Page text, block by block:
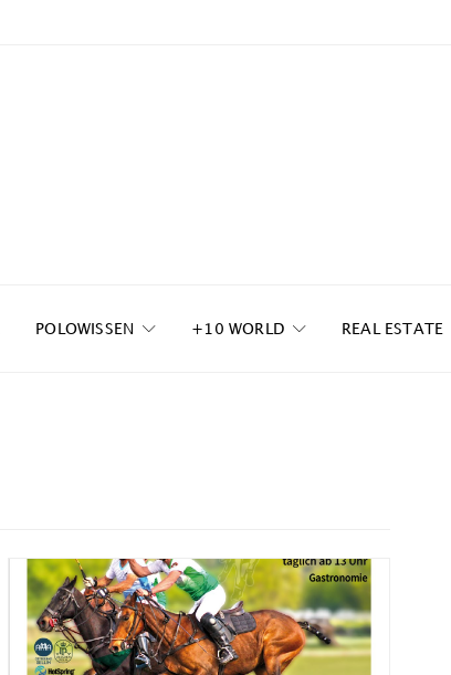
POLOWISSEN +10 WORLD REAL ESTATE